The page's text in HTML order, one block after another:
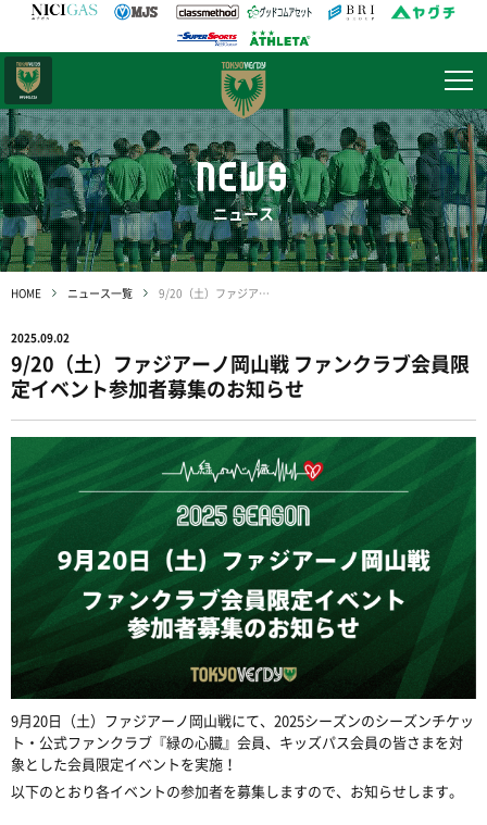
NEWS
ニュース
HOME ニュース一覧 9/20（土）ファジアーノ岡山戦 ファンクラブ会員限定イベント参加者募集のお知らせ
2025.09.02
9/20（土）ファジアーノ岡山戦 ファンクラブ会員限
定イベント参加者募集のお知らせ
9月20日（土）ファジアーノ岡山戦にて、2025シーズンのシーズンチケッ
ト・公式ファンクラブ『緑の心臓』会員、キッズパス会員の皆さまを対
象とした会員限定イベントを実施！
以下のとおり各イベントの参加者を募集しますので、お知らせします。